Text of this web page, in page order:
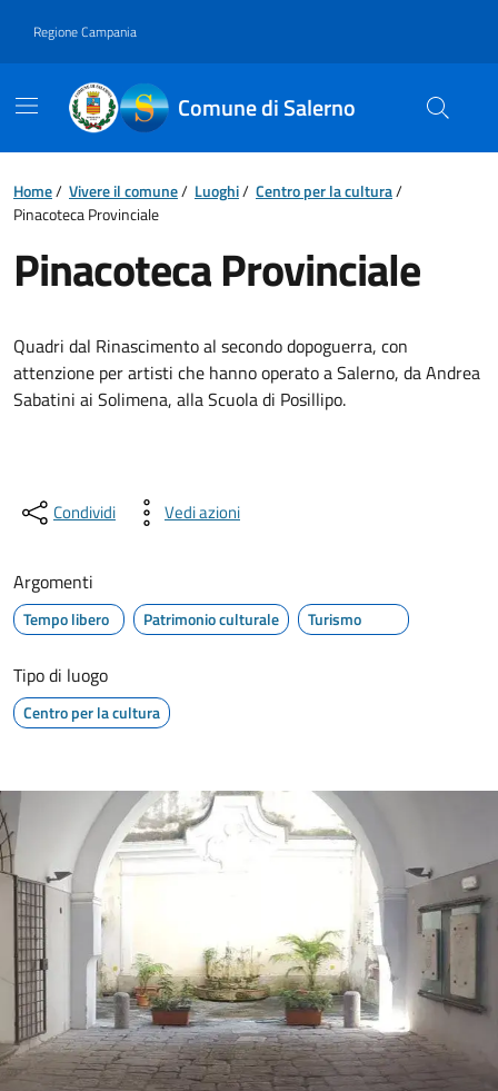
Regione Campania
Comune di Salerno
Home/ Vivere il comune/ Luoghi/ Centro per la cultura/
Pinacoteca Provinciale
Pinacoteca Provinciale
Descrizione breve
Quadri dal Rinascimento al secondo dopoguerra, con
attenzione per artisti che hanno operato a Salerno, da Andrea
Sabatini ai Solimena, alla Scuola di Posillipo.
Condividi Vedi azioni
Argomenti
Tempo libero Patrimonio culturale Turismo
Tipo di luogo
Centro per la cultura